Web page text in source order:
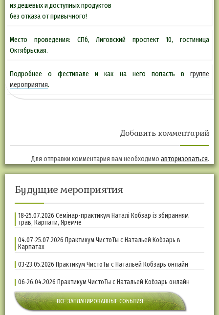
из дешевых и доступных продуктов
без отказа от привычного!
Место проведения: СПб, Лиговский проспект 10, гостиница
Октябрьская.
Подробнее о фестивале и как на него попасть в группе
мероприятия.
Добавить комментарий
Для отправки комментария вам необходимо авторизоваться.
Будущие мероприятия
18-25.07.2026 Семінар-практикум Наталі Кобзар із збиранням
трав, Карпати, Яремче
04.07-25.07.2026 Практикум ЧистоТы с Натальей Кобзарь в
Карпатах
03-23.05.2026 Практикум ЧистоТы с Натальей Кобзарь онлайн
06-26.04.2026 Практикум ЧистоТы с Натальей Кобзарь онлайн
ВСЕ ЗАПЛАНИРОВАННЫЕ СОБЫТИЯ